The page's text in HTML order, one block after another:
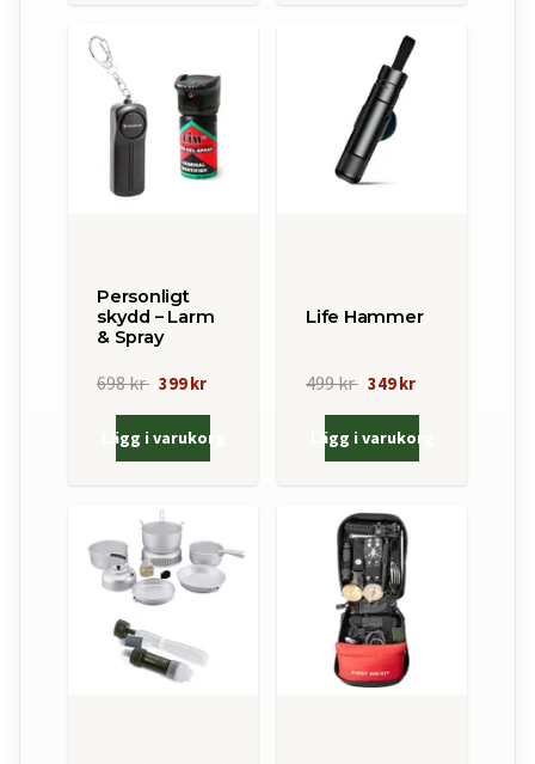
Personligt
skydd – Larm
& Spray
698 kr 399 kr
Lägg i varukorg
Life Hammer
499 kr 349 kr
Lägg i varukorg